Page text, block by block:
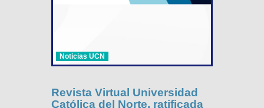
Noticias UCN
Revista Virtual Universidad
Católica del Norte, ratificada